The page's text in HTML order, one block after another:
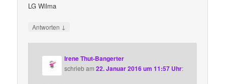
LG Wilma
Antworten ↓
Irene Thut-Bangerter
schriebam22. Januar 2016 um 11:57 Uhr: